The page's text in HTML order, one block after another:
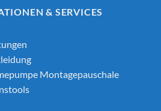
& SERVICES
Montagepauschale